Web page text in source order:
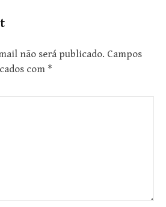
não será publicado. Campos
com *